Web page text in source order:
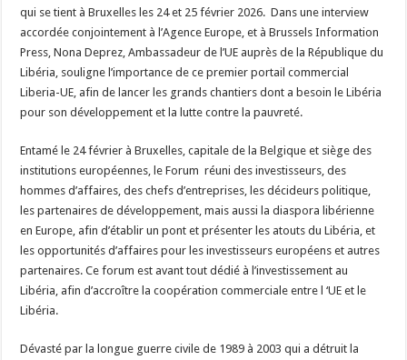
grands
chantiers
de
développement
au
Libéria
qui se tient à Bruxelles les 24 et 25 février 2026. Dans une interview
accordée conjointement à l’Agence Europe, et à Brussels Information
Press, Nona Deprez, Ambassadeur de l’UE auprès de la République du
Libéria, souligne l’importance de ce premier portail commercial
Liberia-UE, afin de lancer les grands chantiers dont a besoin le Libéria
pour son développement et la lutte contre la pauvreté.
Entamé le 24 février à Bruxelles, capitale de la Belgique et siège des
institutions européennes, le Forum réuni des investisseurs, des
hommes d’affaires, des chefs d’entreprises, les décideurs politique,
les partenaires de développement, mais aussi la diaspora libérienne
en Europe, afin d’établir un pont et présenter les atouts du Libéria, et
les opportunités d’affaires pour les investisseurs européens et autres
partenaires. Ce forum est avant tout dédié à l’investissement au
Libéria, afin d’accroître la coopération commerciale entre l ‘UE et le
Libéria.
Dévasté par la longue guerre civile de 1989 à 2003 qui a détruit la